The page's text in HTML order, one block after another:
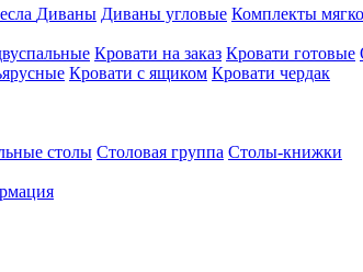
Диваны Диваны угловые Комплекты
Кровати на заказ Кровати готовые
Кровати с ящиком Кровати чердак
столы Столовая группа Столы-книжки